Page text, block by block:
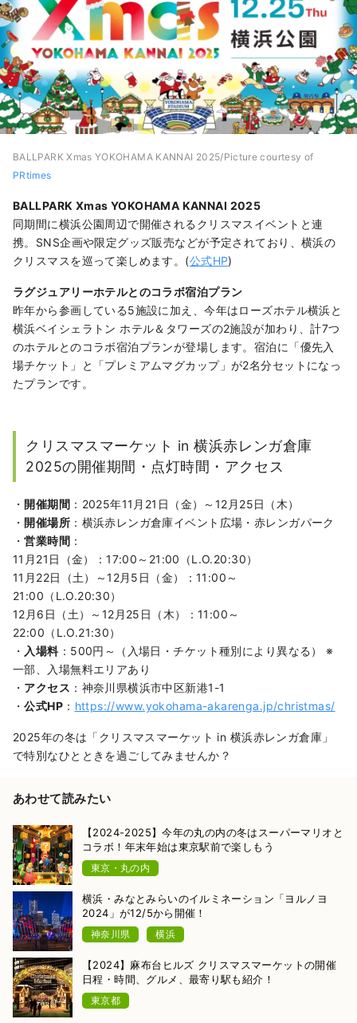
BALLPARK Xmas YOKOHAMA KANNAI 2025/Picture courtesy of
PRtimes
BALLPARK Xmas YOKOHAMA KANNAI 2025
同期間に横浜公園周辺で開催されるクリスマスイベントと連
携。SNS企画や限定グッズ販売などが予定されており、横浜の
クリスマスを巡って楽しめます。(公式HP)
ラグジュアリーホテルとのコラボ宿泊プラン
昨年から参画している5施設に加え、今年はローズホテル横浜と
横浜ベイシェラトン ホテル＆タワーズの2施設が加わり、計7つ
のホテルとのコラボ宿泊プランが登場します。宿泊に「優先入
場チケット」と「プレミアムマグカップ」が2名分セットになっ
たプランです。
クリスマスマーケット in 横浜赤レンガ倉庫
2025の開催期間・点灯時間・アクセス
・ 開催期間 ：2025年11月21日（金）～12月25日（木）
・ 開催場所 ：横浜赤レンガ倉庫イベント広場・赤レンガパーク
・営業時間 ：
11月21日（金）：17:00～21:00（L.O.20:30）
11月22日（土）～12月5日（金）：11:00～
21:00（L.O.20:30）
12月6日（土）～12月25日（木）：11:00～
22:00（L.O.21:30）
・ 入場料：500円～（入場日・チケット種別により異なる） ※
一部、入場無料エリアあり
・ アクセス ：神奈川県横浜市中区新港1-1
・公式HP ： https://www.yokohama-akarenga.jp/christmas/
2025年の冬は「クリスマスマーケット in 横浜赤レンガ倉庫」
で特別なひとときを過ごしてみませんか？
あわせて読みたい
【2024-2025】今年の丸の内の冬はスーパーマリオと
コラボ！年末年始は東京駅前で楽しもう
東京・丸の内
横浜・みなとみらいのイルミネーション「ヨルノヨ
2024」が12/5から開催！
神奈川県 横浜
【2024】麻布台ヒルズ クリスマスマーケットの開催
日程・時間、グルメ、最寄り駅も紹介！
東京都